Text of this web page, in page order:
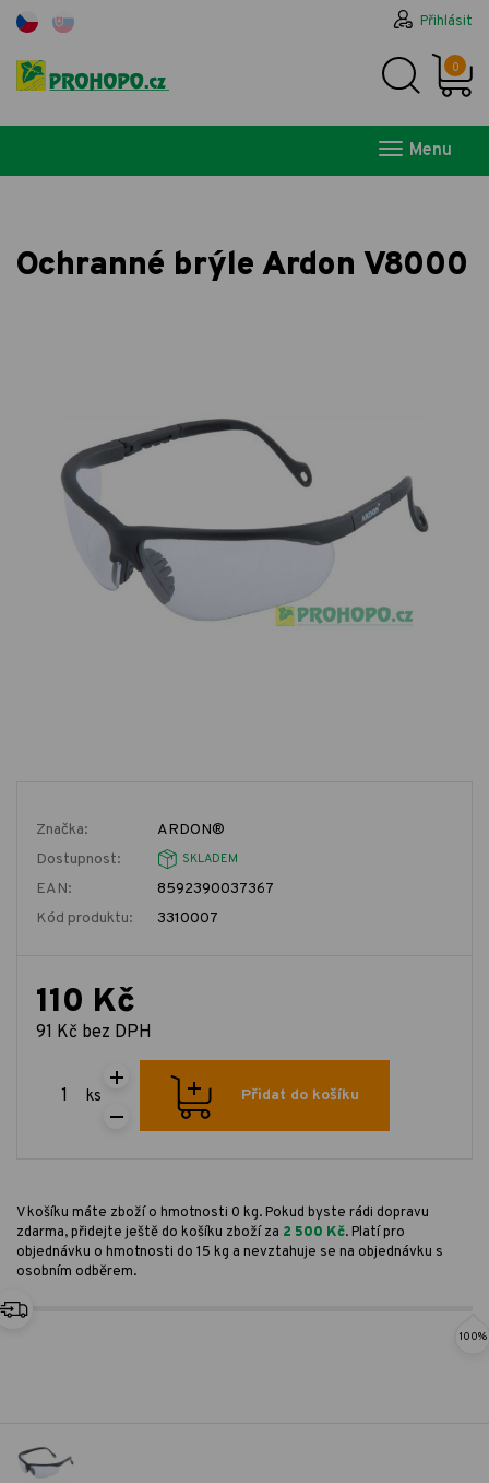
Přihlásit
0
Menu
Ochranné brýle Ardon V8000
Značka:
ARDON®
Dostupnost:
SKLADEM
EAN:
8592390037367
Kód produktu:
3310007
110 Kč
91 Kč bez DPH
ks Přidat do košíku
V košíku máte zboží o hmotnosti 0 kg. Pokud byste rádi dopravu
zdarma, přidejte ještě do košíku zboží za 2 500 Kč. Platí pro
objednávku o hmotnosti do 15 kg a nevztahuje se na objednávku s
osobním odběrem.
100%